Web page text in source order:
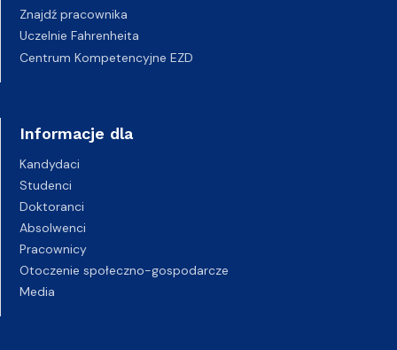
Znajdź pracownika
Uczelnie Fahrenheita
Centrum Kompetencyjne EZD
Informacje dla
Kandydaci
Studenci
Doktoranci
Absolwenci
Pracownicy
Otoczenie społeczno-gospodarcze
Media